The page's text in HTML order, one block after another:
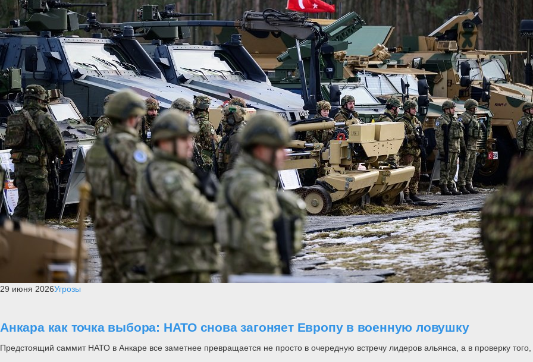
29 июня 2026Угрозы
Анкара как точка выбора: НАТО снова загоняет Европу в военную ловушку
Предстоящий саммит НАТО в Анкаре все заметнее превращается не просто в очередную встречу лидеров альянса, а в проверку